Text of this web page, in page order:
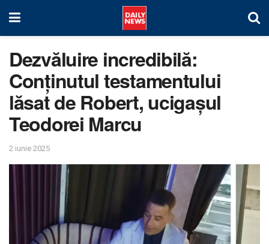
Dezvăluire incredibilă:
Conținutul testamentului
lăsat de Robert, ucigașul
Teodorei Marcu
2 iunie 2025